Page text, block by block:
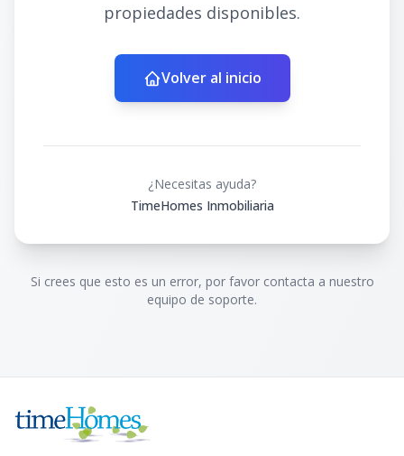
propiedades disponibles.
Volver al inicio
¿Necesitas ayuda?
TimeHomes Inmobiliaria
Si crees que esto es un error, por favor contacta a nuestro
equipo de soporte.